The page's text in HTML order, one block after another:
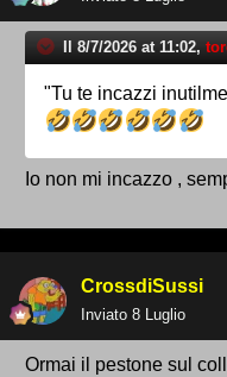
Il 8/7/2026 at 11:02,
"Tu te incazzi
Io non mi incazzo ,
CrossdiSussi
Inviato 8 Luglio
Ormai il pestone sul